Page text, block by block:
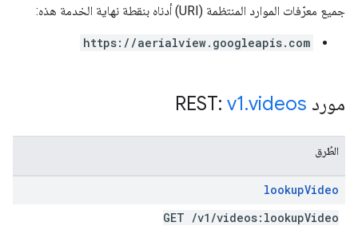
جميع معرّفات الموارد المنتظمة (URI) أدناه بنقطة نهاية الخدمة هذه:
https://aerialview.googleapis.com
مورد REST: v1.videos
الطُرق
lookupVideo
GET /v1 /videos:lookupVideo